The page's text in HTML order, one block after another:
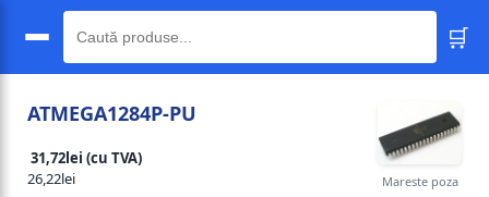
🛒
ATMEGA1284P-PU
31,72lei (cu TVA)
26,22lei
Mareste poza